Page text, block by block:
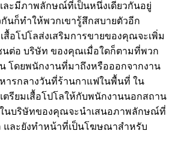
และมีภาพลักษณ์ที่เป็นหนึ่งเดียวกันอยู่
นก็ทำให้พวกเขารู้สึกสบายตัวอีก
สื้อโปโลส่งเสริมการขายของคุณจะเพิ่ม
ต่อ บริษัท ของคุณเมื่อใดก็ตามที่พวก
โดยพนักงานที่มาถึงหรือออกจากงาน
ารกลางวันที่ร้านกาแฟในพื้นที่ ใน
ตรียมเสื้อโปโลให้กับพนักงานนอกสถาน
นบริษัทของคุณจะนำเสนอภาพลักษณ์ที่
และยังทำหน้าที่เป็นโฆษณาสำหรับ